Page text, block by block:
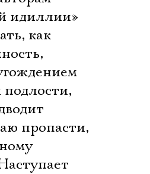
идиллии»
как
пропасти,